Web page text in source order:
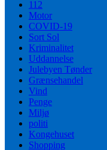
112
Motor
COVID-19
Sort Sol
Kriminalitet
Uddannelse
Julebyen Tønder
Grænsehandel
Vind
Penge
Miljø
politi
Kongehuset
Shopping